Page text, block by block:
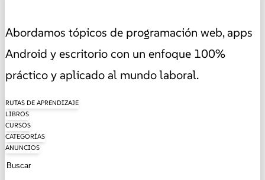
Abordamos tópicos de programación web, apps
Android y escritorio con un enfoque 100%
práctico y aplicado al mundo laboral.
RUTAS DE APRENDIZAJE
LIBROS
CURSOS
CATEGORÍAS
ANUNCIOS